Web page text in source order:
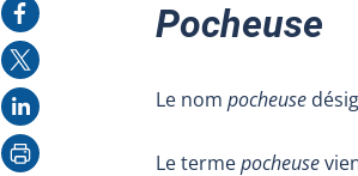
Facebook
X
LinkedIn
Imprimer
Pocheuse
Le nom pocheuse
Le termepocheuse